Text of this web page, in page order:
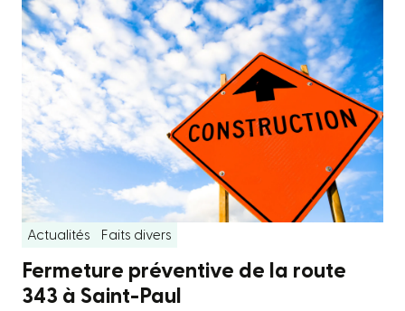
Actualités Faits divers
Fermeture préventive de la route
343 à Saint-Paul